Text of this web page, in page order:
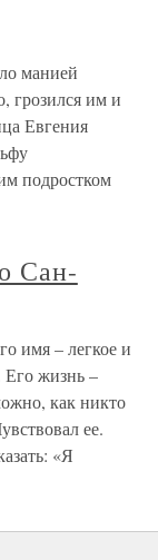
манией
грозился им и
Евгения
подростком
Сан-
имя – легкое и
Его жизнь –
как никто
ее.
«Я